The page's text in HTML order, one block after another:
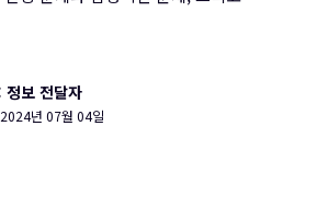
보 전달자
2024년 07월 04일